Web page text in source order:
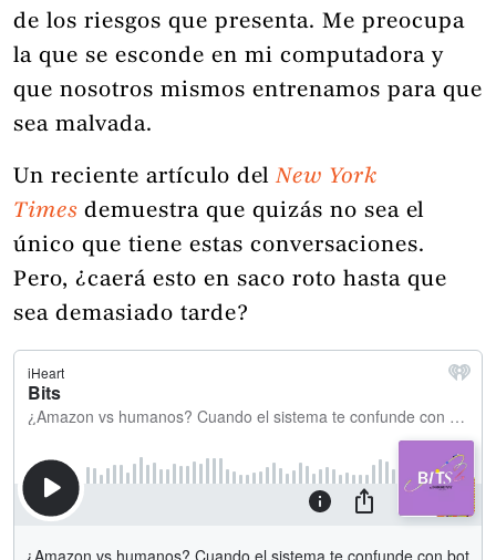
de los riesgos que presenta. Me preocupa
la que se esconde en mi computadora y
que nosotros mismos entrenamos para que
sea malvada.
Un reciente artículo delNew York
Times demuestra que quizás no sea el
único que tiene estas conversaciones.
Pero, ¿caerá esto en saco roto hasta que
sea demasiado tarde?